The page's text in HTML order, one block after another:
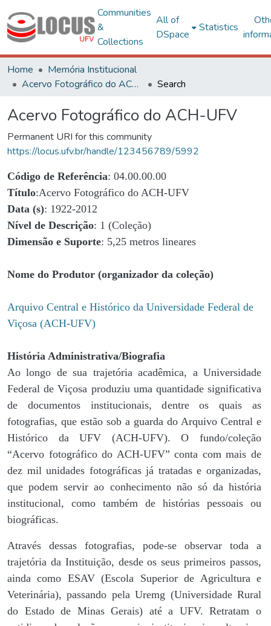
Communities
&
Collections
All of
DSpace
Statistics
Home
Memória Institucional
Acervo Fotográfico do ACH-UFV
Search
Acervo Fotográfico do ACH-UFV
Permanent URI for this community
https://locus.ufv.br/handle/123456789/5992
Código de Referência: 04.00.00.00
Título:Acervo Fotográfico do ACH-UFV
Data (s): 1922-2012
Nível de Descrição: 1 (Coleção)
Dimensão e Suporte: 5,25 metros lineares
Nome do Produtor (organizador da coleção)
Arquivo Central e Histórico da Universidade Federal de
Viçosa (ACH-UFV)
História Administrativa/Biografia
Ao longo de sua trajetória acadêmica, a Universidade
Federal de Viçosa produziu uma quantidade significativa
de documentos institucionais, dentre os quais as
fotografias, que estão sob a guarda do Arquivo Central e
Histórico da UFV (ACH-UFV). O fundo/coleção
“Acervo fotográfico do ACH-UFV” conta com mais de
dez mil unidades fotográficas já tratadas e organizadas,
que podem servir ao conhecimento não só da história
institucional, como também de histórias pessoais ou
biográficas.
Através dessas fotografias, pode-se observar toda a
trajetória da Instituição, desde os seus primeiros passos,
ainda como ESAV (Escola Superior de Agricultura e
Veterinária), passando pela Uremg (Universidade Rural
do Estado de Minas Gerais) até a UFV. Retratam o